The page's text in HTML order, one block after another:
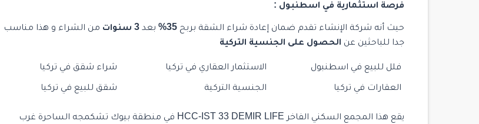
فرصة استثمارية في اسطنبول :
حيث أنه شركة الإنشاء تقدم ضمان إعادة شراء الشقة بربح بعد
من الشراء و هذا مناسب
جدا للباحثين عن الحصول على الجنسية التركية
فلل للبيع في اسطنبول الاستثمار العقاري في تركيا شراء شقق في تركيا
العقارات في تركيا الجنسية التركية شقق للبيع في تركيا
يقع هذا المجمع السكني الفاخر HCC-IST 33 DEMIR LIFE في منطقة بيوك تشكمجه الساحرة غرب